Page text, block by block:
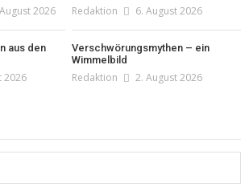
2026 Redaktion 6. August 2026
aus den
2026
Verschwörungsmythen – ein
Wimmelbild
Redaktion 2. August 2026